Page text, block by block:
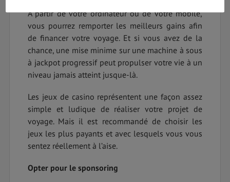
A partir de votre ordinateur ou de votre mobile,
vous pourrez remporter les meilleurs gains afin
de financer votre voyage. Et si vous avez de la
chance, une mise minime sur une machine à sous
à jackpot progressif peut propulser votre vie à un
niveau jamais atteint jusque-là.
Les jeux de casino représentent une façon assez
simple et ludique de réaliser votre projet de
voyage. Mais il est recommandé de choisir les
jeux les plus payants et avec lesquels vous vous
sentez réellement à l’aise.
Opter pour le sponsoring